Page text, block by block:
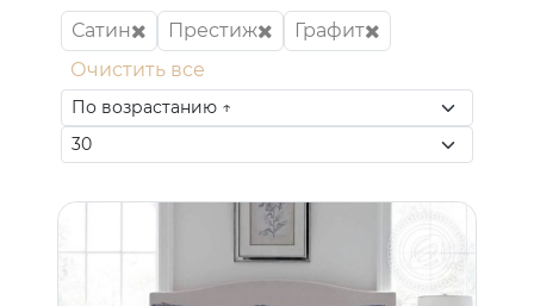
Сатин Престиж
Графит
Очистить все